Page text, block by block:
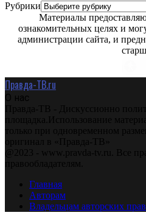
Рубрики
Материалы
ознакомительных целях и
администрации сайта, и
Правда-ТВ.ru
О нас
Правда-ТВ - Дискуссионно
площадка.Использование
только при одновременном
оригинал в «Правда-ТВ»
@2023 - www.pravda-tv.ru. Все
правообладателям.
Главная
Авторам
Владельцам авторских